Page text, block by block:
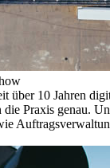
über 10 Jahren
Praxis genau.